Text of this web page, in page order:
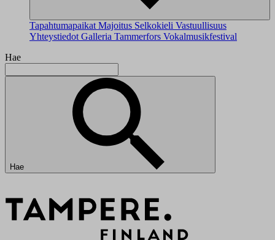
Tapahtumapaikat Majoitus Selkokieli Vastuullisuus
Yhteystiedot Galleria Tammerfors Vokalmusikfestival
Hae
Hae